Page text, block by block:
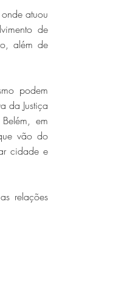
atuou
de
além de
podem
da Justiça
em
vão do
cidade e
relações